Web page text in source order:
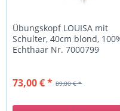
Übungskopf LOUISA mit
Schulter, 40cm blond,
Echthaar Nr. 7000799
89,00 € *
73,00 € *